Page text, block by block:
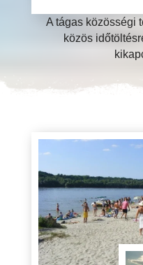
A tágas közösségi
közös